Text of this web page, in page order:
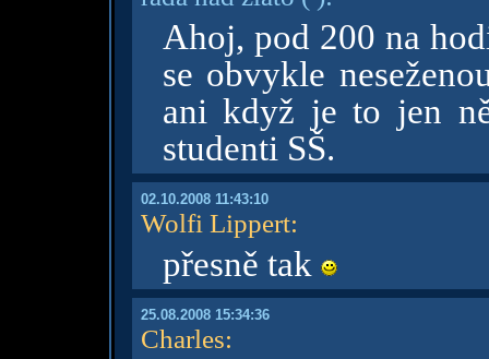
Ahoj, pod 200 na
se obvykle
ani když je to jen
studenti SŠ.
02.10.2008 11:43:10
Wolfi Lippert:
přesně tak
25.08.2008 15:34:36
Charles: